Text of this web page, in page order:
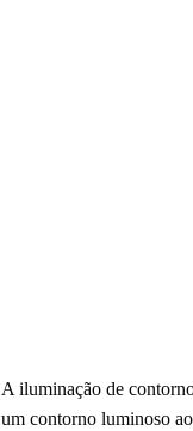
A iluminação de
um contorno luminoso